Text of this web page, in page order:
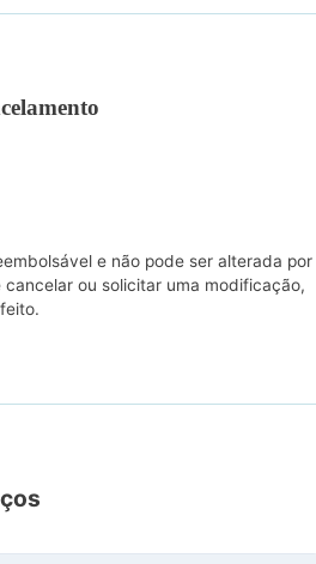
e não pode ser alterada por
ou solicitar uma modificação,